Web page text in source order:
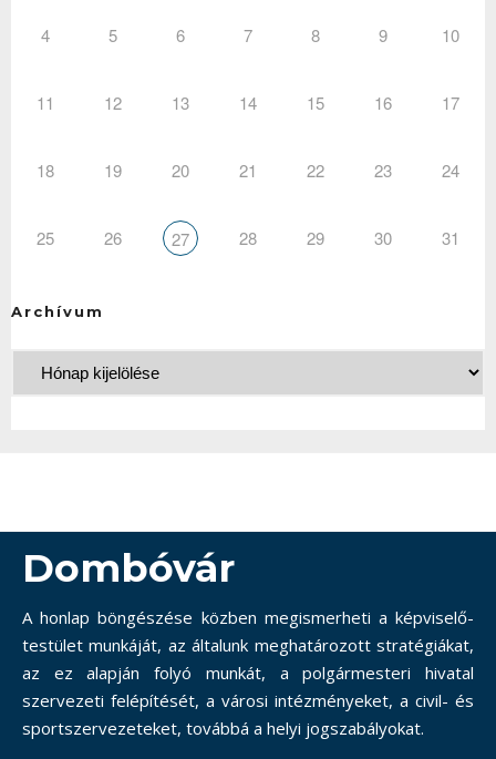
4 5 6 7 8 9 10
11 12 13 14 15 16 17
18 19 20 21 22 23 24
25 26 27 28 29 30 31
Archívum
Dombóvár
A honlap böngészése közben megismerheti a képviselő-
testület munkáját, az általunk meghatározott stratégiákat,
az ez alapján folyó munkát, a polgármesteri hivatal
szervezeti felépítését, a városi intézményeket, a civil- és
sportszervezeteket, továbbá a helyi jogszabályokat.